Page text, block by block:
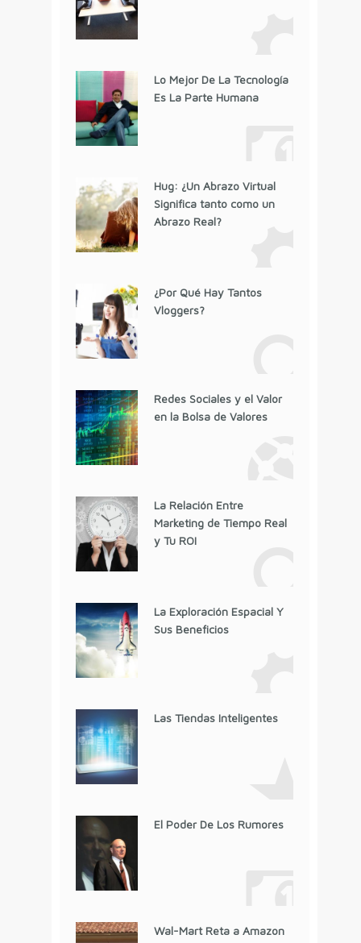
Lo Mejor De La Tecnología
Es La Parte Humana
Hug: ¿Un Abrazo Virtual
Significa tanto como un
Abrazo Real?
¿Por Qué Hay Tantos
Vloggers?
Redes Sociales y el Valor
en la Bolsa de Valores
La Relación Entre
Marketing de Tiempo Real
y Tu ROI
La Exploración Espacial Y
Sus Beneficios
Las Tiendas Inteligentes
El Poder De Los Rumores
Wal-Mart Reta a Amazon